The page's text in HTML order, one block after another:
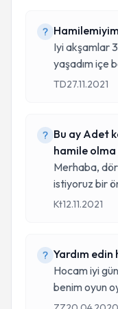
Hamilemiyim
Iyi akşamlar
yaşadım içe
TD27.11.2021
Bu ay Adet
hamile
Merhaba,
istiyoruz bir
Kt12.11.2021
Yardım edin
Hocam iyi
benim oyun